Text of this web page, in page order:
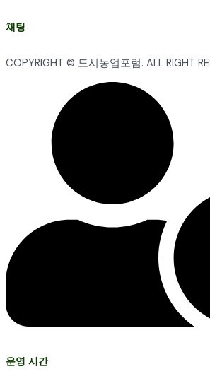
채팅
COPYRIGHT © 도시농업포럼. ALL RIGHT
운영 시간